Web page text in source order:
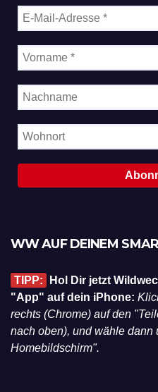
WW AUF DEINEM
TIPP:
Hol Dir jetzt
"App" auf dein iPhone:
rechts (Chrome) auf den
nach oben), und wähle dann
Homebildschirm".